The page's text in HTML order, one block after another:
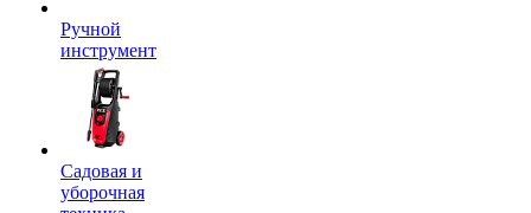
Ручной
инструмент
Садовая и
уборочная